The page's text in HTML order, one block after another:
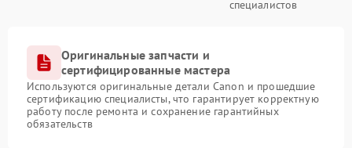
специалистов
Оригинальные запчасти и
сертифицированные мастера
Используются оригинальные детали Canon и прошедшие
сертификацию специалисты, что гарантирует корректную
работу после ремонта и сохранение гарантийных
обязательств